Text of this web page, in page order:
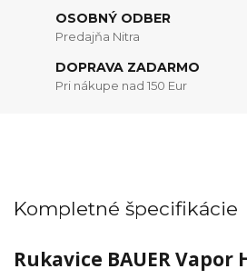
OSOBNÝ ODBER
Predajňa Nitra
DOPRAVA ZADARMO
Pri nákupe nad 150 Eur
Kompletné špecifikácie
Rukavice BAUER